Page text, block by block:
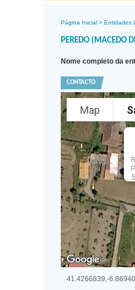
Página Inicial > Entidades
PEREDO (MACEDO
Nome completo da
CONTACTO
Map
41.4266839,-